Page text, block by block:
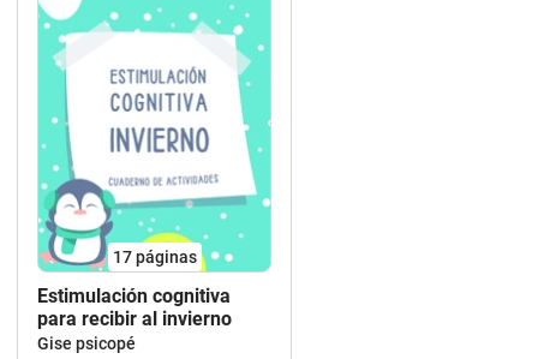
17páginas
Estimulación cognitiva
para recibir al invierno
Gise psicopé